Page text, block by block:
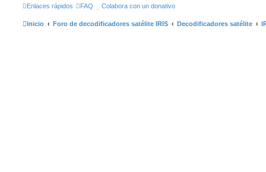
Enlaces rápidos FAQ Colabora con un donativo
Inicio Foro de decodificadores satélite IRIS Decodificadores satélite